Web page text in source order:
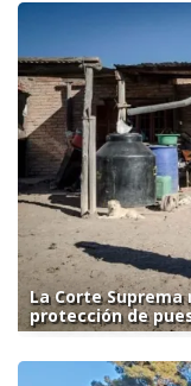
La Corte
protección de